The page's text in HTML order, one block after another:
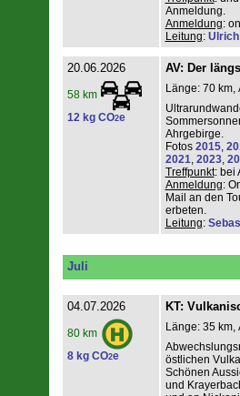
Anmeldung.
Anmeldung:
Leitung:
20.06.2026
58 km
12 kg CO2e
AV: Der
Länge: 70 km,
Ahrgebirge.
Fotos 2015,
2021, 2023,
Treffpunkt: bei
Anmeldung:
Mail an den
erbeten.
Leitung:
Juli
04.07.2026
80 km
8 kg CO2e
KT:
Länge: 35 km,
östlichen
Schönen
und